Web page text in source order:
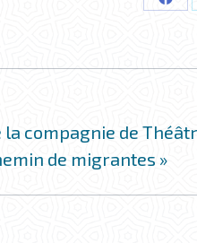
compagnie de
de migrantes »